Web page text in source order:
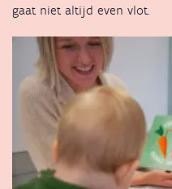
gaat niet altijd even vlot.